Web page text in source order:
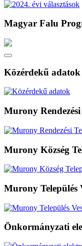
Magyar Falu
Közérdekű adatok
Murony Rendezési
Murony Község
Murony Település
Önkormányzati